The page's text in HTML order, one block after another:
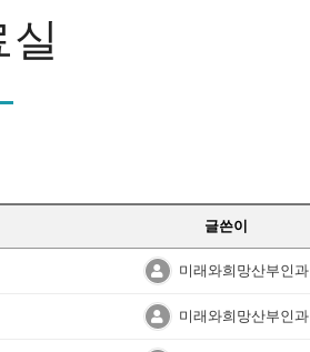
실
글쓴이
미래와희망산부인과
미래와희망산부인과